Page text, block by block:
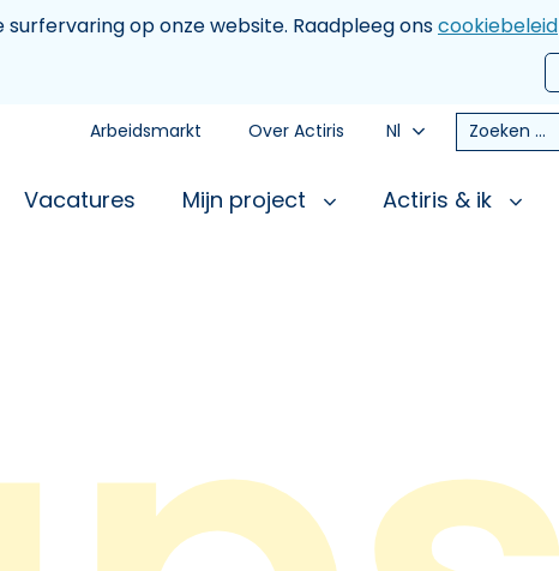
op onze website. Raadpleeg onscookiebeleid
Arbeidsmarkt Over Actiris Nl Zoeken
Vacatures Mijn project Actiris & ik